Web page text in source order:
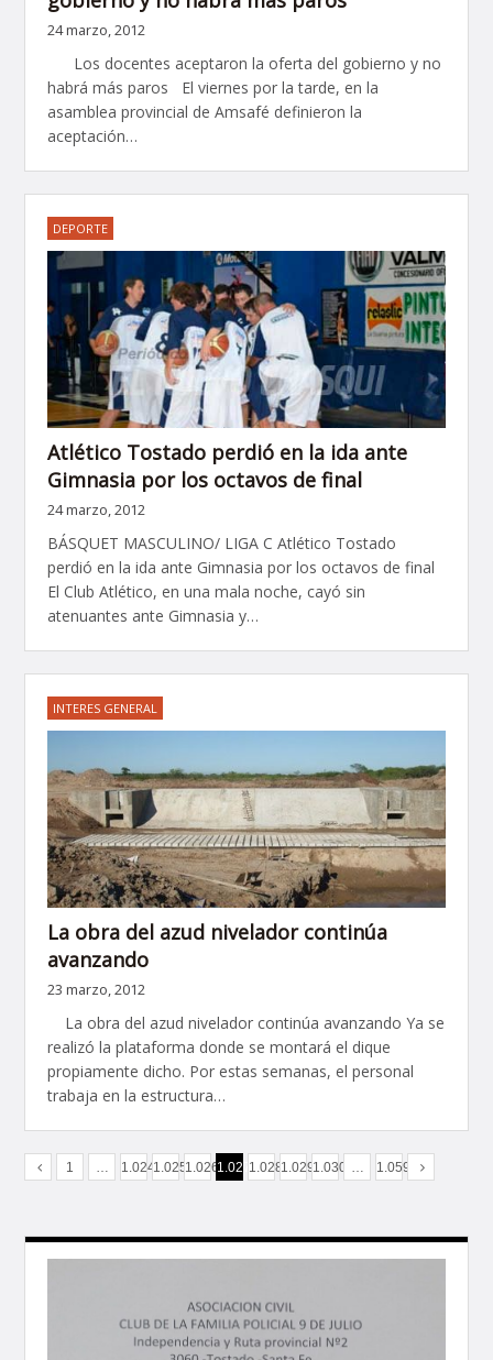
24 marzo, 2012
Los docentes aceptaron la oferta del gobierno y no
habrá más paros El viernes por la tarde, en la
asamblea provincial de Amsafé definieron la
aceptación…
DEPORTE
Atlético Tostado perdió en la ida ante
Gimnasia por los octavos de final
24 marzo, 2012
BÁSQUET MASCULINO/ LIGA C Atlético Tostado
perdió en la ida ante Gimnasia por los octavos de final
El Club Atlético, en una mala noche, cayó sin
atenuantes ante Gimnasia y…
INTERES GENERAL
La obra del azud nivelador continúa
avanzando
23 marzo, 2012
La obra del azud nivelador continúa avanzando Ya se
realizó la plataforma donde se montará el dique
propiamente dicho. Por estas semanas, el personal
trabaja en la estructura…
1 1.0241.0251.0261.0271.0281.0291.030 1.059